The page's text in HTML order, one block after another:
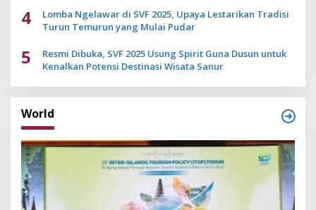
4
Lomba Ngelawar di SVF 2025, Upaya Lestarikan Tradisi
Turun Temurun yang Mulai Pudar
5
Resmi Dibuka, SVF 2025 Usung Spirit Guna Dusun untuk
Kenalkan Potensi Destinasi Wisata Sanur
World